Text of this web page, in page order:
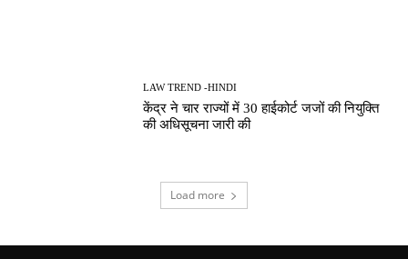
LAW TREND -HINDI
केंद्र ने चार राज्यों में 30 हाईकोर्ट जजों की नियुक्ति
की अधिसूचना जारी की
Load more